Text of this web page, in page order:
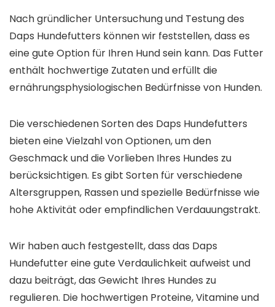
Nach gründlicher Untersuchung und Testung des
Daps Hundefutters können wir feststellen, dass es
eine gute Option für Ihren Hund sein kann. Das Futter
enthält hochwertige Zutaten und erfüllt die
ernährungsphysiologischen Bedürfnisse von Hunden.
Die verschiedenen Sorten des Daps Hundefutters
bieten eine Vielzahl von Optionen, um den
Geschmack und die Vorlieben Ihres Hundes zu
berücksichtigen. Es gibt Sorten für verschiedene
Altersgruppen, Rassen und spezielle Bedürfnisse wie
hohe Aktivität oder empfindlichen Verdauungstrakt.
Wir haben auch festgestellt, dass das Daps
Hundefutter eine gute Verdaulichkeit aufweist und
dazu beiträgt, das Gewicht Ihres Hundes zu
regulieren. Die hochwertigen Proteine, Vitamine und